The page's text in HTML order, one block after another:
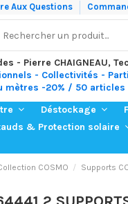
Aux Questions
- Pierre CHAIGNEAU,
- Collectivités -
-20% / 50 articles
Déstockage
& Protection solaire
COSMO Supports